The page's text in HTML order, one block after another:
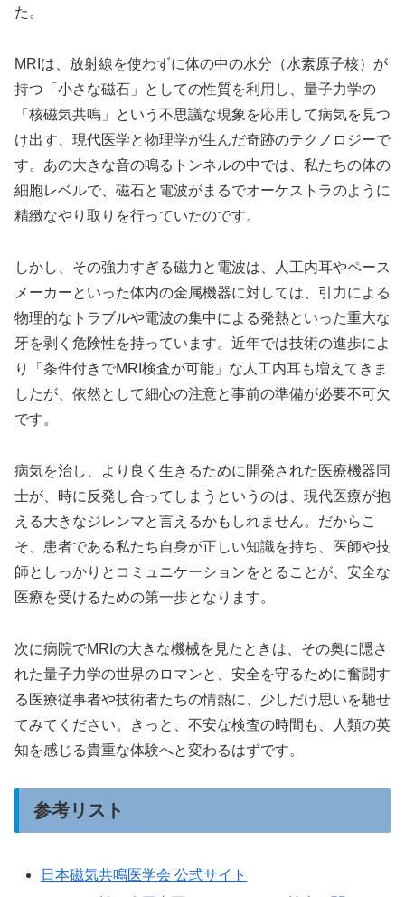
た。
MRIは、放射線を使わずに体の中の水分（水素原子核）が
持つ「小さな磁石」としての性質を利用し、量子力学の
「核磁気共鳴」という不思議な現象を応用して病気を見つ
け出す、現代医学と物理学が生んだ奇跡のテクノロジーで
す。あの大きな音の鳴るトンネルの中では、私たちの体の
細胞レベルで、磁石と電波がまるでオーケストラのように
精緻なやり取りを行っていたのです。
しかし、その強力すぎる磁力と電波は、人工内耳やペース
メーカーといった体内の金属機器に対しては、引力による
物理的なトラブルや電波の集中による発熱といった重大な
牙を剥く危険性を持っています。近年では技術の進歩によ
り「条件付きでMRI検査が可能」な人工内耳も増えてきま
したが、依然として細心の注意と事前の準備が必要不可欠
です。
病気を治し、より良く生きるために開発された医療機器同
士が、時に反発し合ってしまうというのは、現代医療が抱
える大きなジレンマと言えるかもしれません。だからこ
そ、患者である私たち自身が正しい知識を持ち、医師や技
師としっかりとコミュニケーションをとることが、安全な
医療を受けるための第一歩となります。
次に病院でMRIの大きな機械を見たときは、その奥に隠さ
れた量子力学の世界のロマンと、安全を守るために奮闘す
る医療従事者や技術者たちの情熱に、少しだけ思いを馳せ
てみてください。きっと、不安な検査の時間も、人類の英
知を感じる貴重な体験へと変わるはずです。
参考リスト
日本磁気共鳴医学会 公式サイト